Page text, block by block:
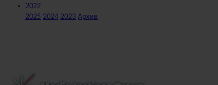
2022
2025 2024 2023 Архив